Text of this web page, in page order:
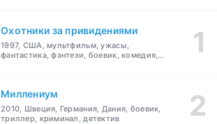
Охотники за привидениями
1997, США, мультфильм, ужасы,
фантастика, фэнтези, боевик, комедия,
Миллениум
2010, Швеция, Германия, Дания, боевик,
триллер, криминал, детектив